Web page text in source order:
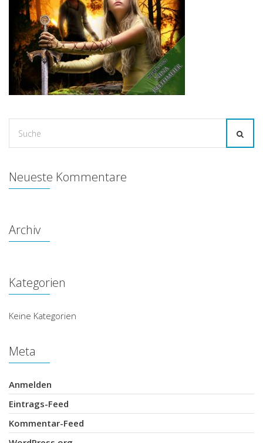
for:
Neueste Kommentare
Archiv
Kategorien
Keine Kategorien
Meta
Anmelden
Eintrags-Feed
Kommentar-Feed